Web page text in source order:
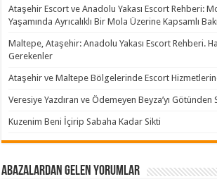
Ataşehir Escort ve Anadolu Yakası Escort Rehberi:
Yaşamında Ayrıcalıklı Bir Mola Üzerine Kapsamlı
Maltepe, Ataşehir: Anadolu Yakası Escort Rehberi.
Gerekenler
Ataşehir ve Maltepe Bölgelerinde Escort
Veresiye Yazdıran ve Ödemeyen Beyza’yı Götünden
Kuzenim Beni İçirip Sabaha Kadar Sikti
Abazalardan Gelen Yorumlar